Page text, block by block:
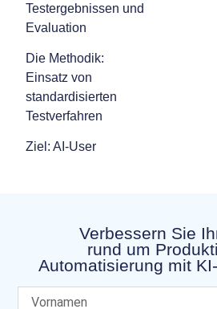
Testergebnissen und
Evaluation
Die Methodik:
Einsatz von
standardisierten
Testverfahren
Ziel: AI-User
Verbessern Sie
rund um
Automatisierung mit